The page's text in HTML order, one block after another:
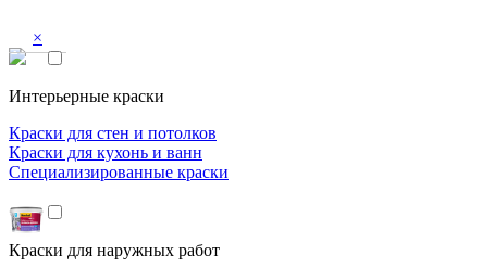
×
Интерьерные краски
Краски для стен и потолков
Краски для кухонь и ванн
Специализированные краски
Краски для наружных работ